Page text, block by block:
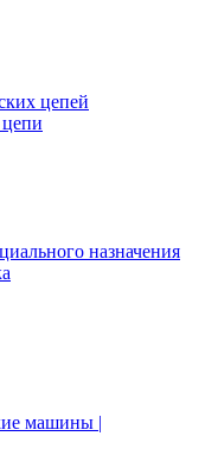
цепей
цепи
назначения
машины |